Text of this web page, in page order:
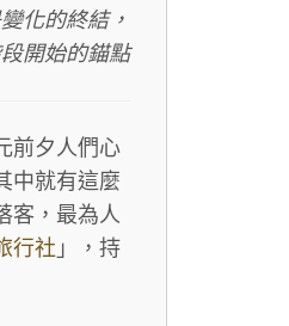
化的終結，
開始的錨點
前夕人們心
中就有這麼
客，最為人
行社 」，持